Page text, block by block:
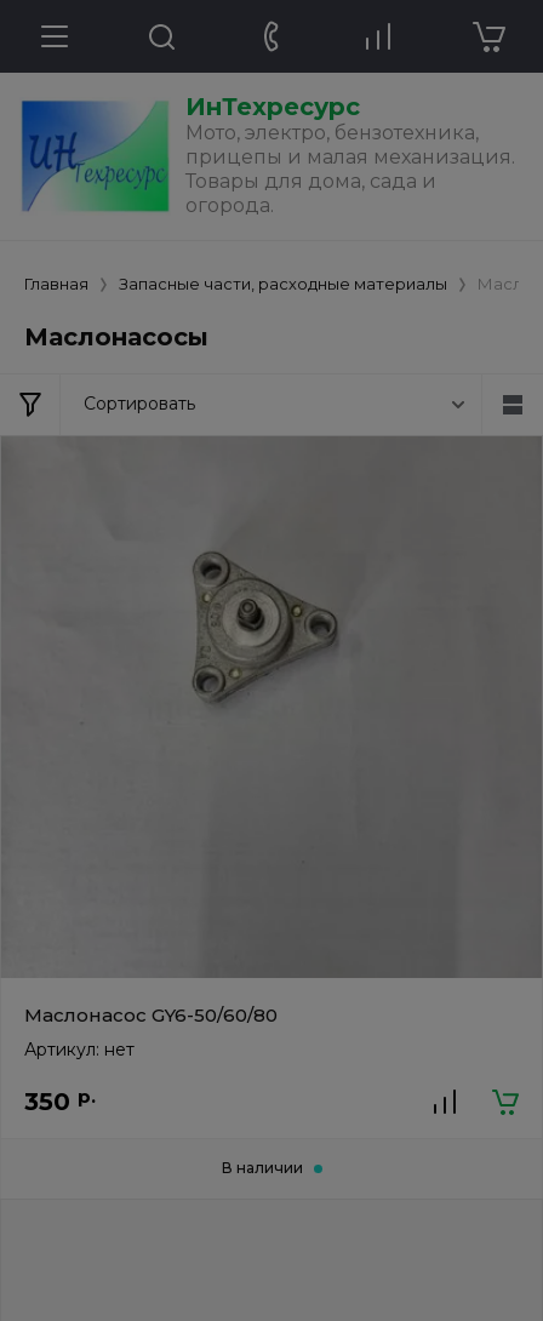
ИнТехресурс
Мото, электро, бензотехника,
прицепы и малая механизация.
Товары для дома, сада и
огорода.
Главная Запасные части, расходные материалы
Маслонасосы
Сортировать
Маслонасос GY6-50/60/80
Артикул: нет
350 р.
В наличии